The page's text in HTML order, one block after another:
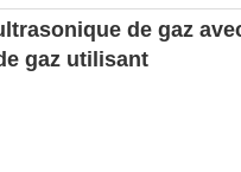
de gaz
gaz utilisant